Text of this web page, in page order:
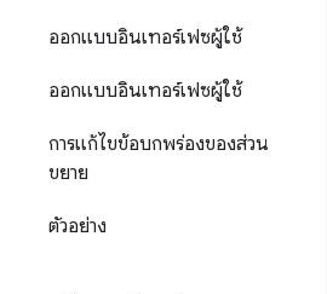
ออกแบบอินเทอร์เฟซผู้ใช้
ออกแบบอินเทอร์เฟซผู้ใช้
การแก้ไขข้อบกพร่องของส่วน
ขยาย
ตัวอย่าง